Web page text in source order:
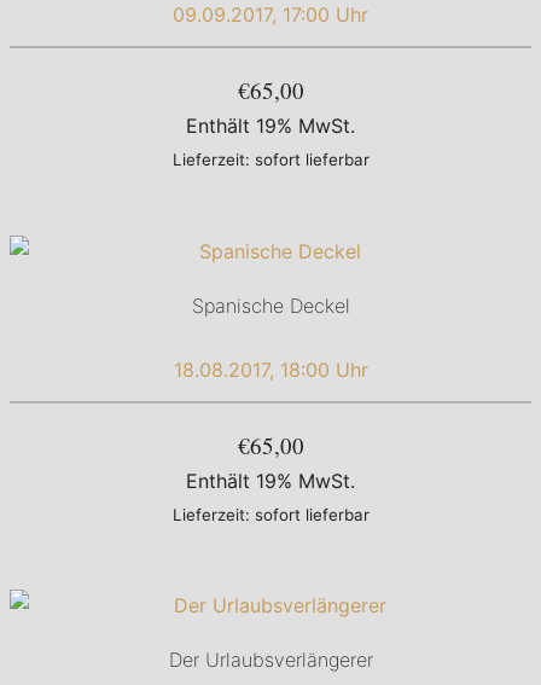
09.09.2017, 17:00 Uhr
€65,00
Enthält 19% MwSt.
Lieferzeit: sofort lieferbar
Spanische Deckel
18.08.2017, 18:00 Uhr
€65,00
Enthält 19% MwSt.
Lieferzeit: sofort lieferbar
Der Urlaubsverlängerer